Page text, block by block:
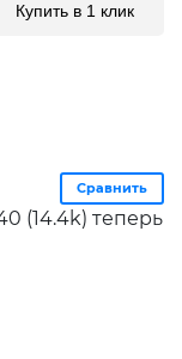
Купить в 1 клик
Сравнить
(14.4k) теперь